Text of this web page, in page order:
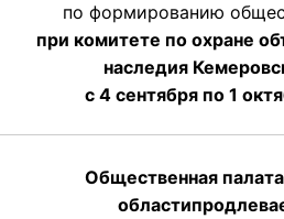
по формированию
при комитете по охране
наследия
с 4 сентября по 1
Общественная
области